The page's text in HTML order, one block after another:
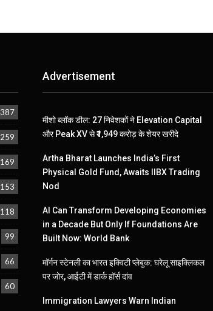
387
259
169
153
118
99
66
60
Advertisement
मीशो ब्लॉक डील: 27 निवेशकों ने Elevation Capital
और Peak XV से ₹1,949 करोड़ के शेयर खरीदे
Artha Bharat Launches India’s First
Physical Gold Fund, Awaits IIBX Trading
Nod
AI Can Transform Developing Economies
in a Decade But Only If Foundations Are
Built Now: World Bank
मॉर्गन स्टेनली का भारत इक्विटी प्लेबुक: घरेलू साइक्लिकल
पर जोर, आईटी में डार्क हॉर्स दांव
Immigration Lawyers Warn Indian